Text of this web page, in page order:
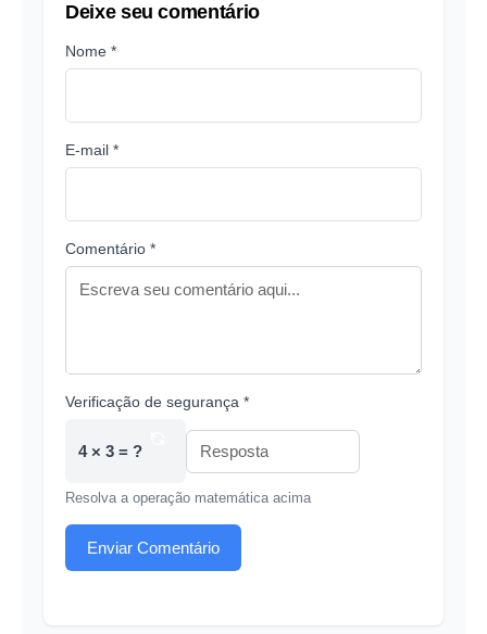
Deixe seu comentário
Nome *
E-mail *
Comentário *
Verificação de segurança *
4 × 3 = ?
Resolva a operação matemática acima
Enviar Comentário